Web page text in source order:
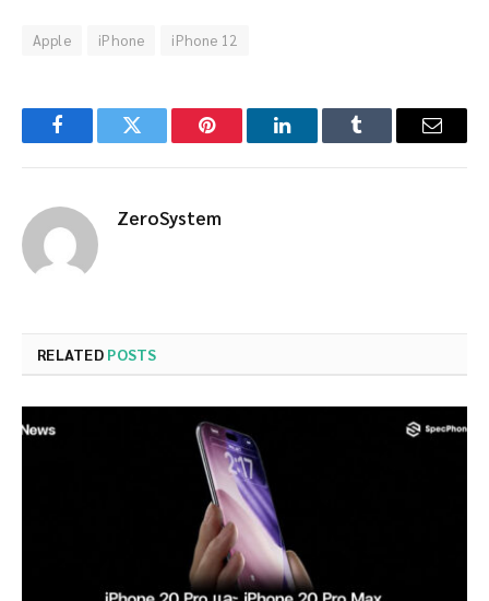
Apple iPhone iPhone 12
FacebookTwitter Pinterest LinkedInTumblr Email
ZeroSystem
RELATED POSTS